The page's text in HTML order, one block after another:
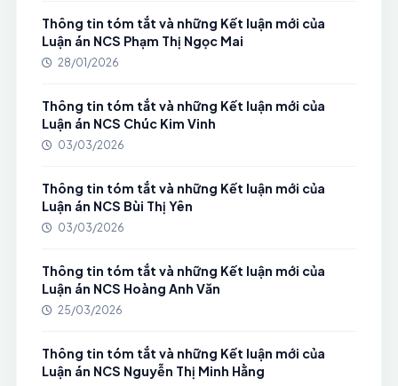
Thông tin tóm tắt và những Kết luận mới của
Luận án NCS Phạm Thị Ngọc Mai
28/01/2026
Thông tin tóm tắt và những Kết luận mới của
Luận án NCS Chúc Kim Vinh
03/03/2026
Thông tin tóm tắt và những Kết luận mới của
Luận án NCS Bùi Thị Yên
03/03/2026
Thông tin tóm tắt và những Kết luận mới của
Luận án NCS Hoàng Anh Văn
25/03/2026
Thông tin tóm tắt và những Kết luận mới của
Luận án NCS Nguyễn Thị Minh Hằng